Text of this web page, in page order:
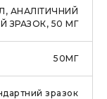
АНАЛІТИЧНИЙ
ЗРАЗОК, 50 МГ
50МГ
зразок